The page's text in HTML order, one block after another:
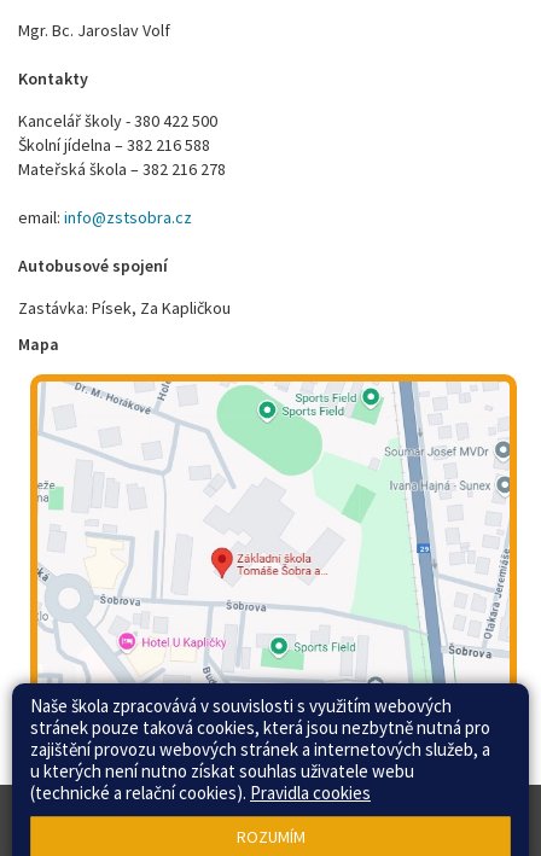
Mgr. Bc. Jaroslav Volf
Kontakty
Kancelář školy - 380 422 500
Školní jídelna – 382 216 588
Mateřská škola – 382 216 278
email: info@zstsobra.cz
Autobusové spojení
Zastávka: Písek, Za Kapličkou
Mapa
© 2015 - 2026 Základní škola Tomáše Šobra a
Mateřská škola Písek, Šobrova 2070 |Mapa stránek
Web školy
Naše škola zpracovává v souvislosti s využitím webových
stránek pouze taková cookies, která jsou nezbytně nutná pro
zajištění provozu webových stránek a internetových služeb, a
u kterých není nutno získat souhlas uživatele webu
(technické a relační cookies). Pravidla cookies
ROZUMÍM